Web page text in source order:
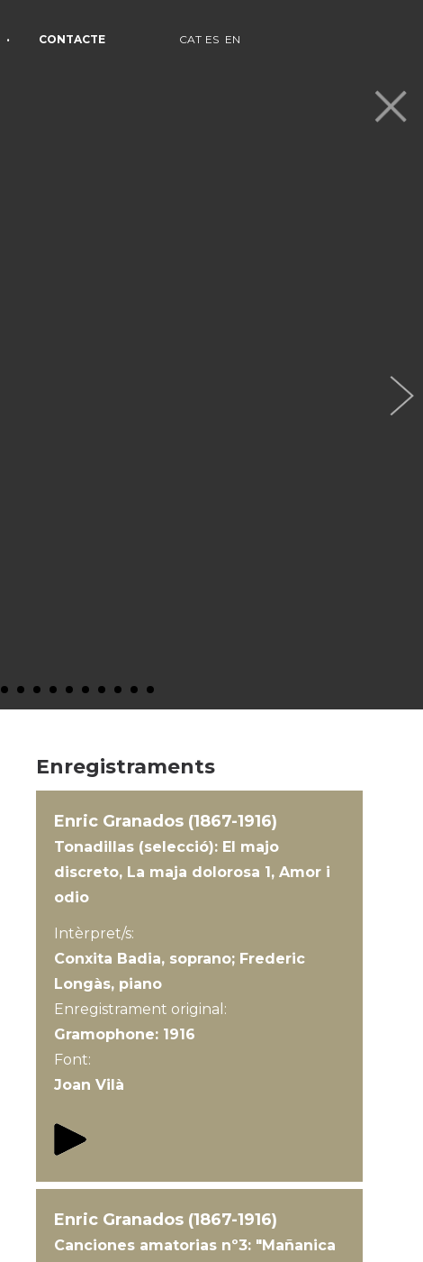
• CONTACTE CAT ES EN
Enregistraments
Enric Granados (1867-1916)
Tonadillas (selecció): El majo
discreto, La maja dolorosa 1, Amor i
odio
Intèrpret/s:
Conxita Badia, soprano; Frederic
Longàs, piano
Enregistrament original:
Gramophone: 1916
Font:
Joan Vilà
Enric Granados (1867-1916)
Canciones amatorias nº3: "Mañanica